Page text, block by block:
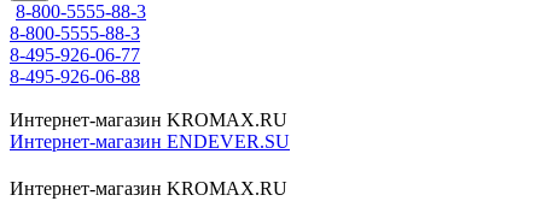
8-800-5555-88-3
8-800-5555-88-3
8-495-926-06-77
8-495-926-06-88
Интернет-магазин KROMAX.RU
Интернет-магазин ENDEVER.SU
Интернет-магазин KROMAX.RU